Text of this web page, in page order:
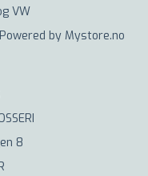
VW
Powered by Mystore.no
8